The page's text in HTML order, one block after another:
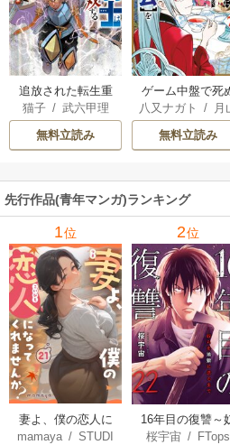
追放された転生重
騎士はゲーム知識
で無双する
猫子/ 武六甲理
/じゃいあん
無料立読み
ゲーム中盤で死
悪役貴族に転生
たので、外れスキ
ル【テイム】を駆
してみた
八又ナガト / 月
可也
無料立読み
先行作品(青年マンガ)ランキング
1位
妻よ、僕の恋人に
なってくれません
mamaya /STUDI
2位
16年目の復讐～
らを地獄に送るま
桜宇宙 / FTops